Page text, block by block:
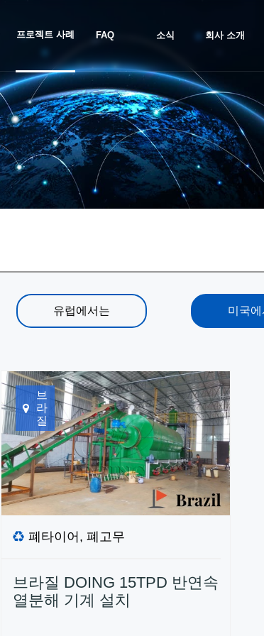
프로젝트 사례 FAQ 소식 회사 소개
유럽에서는 미국에
브
라
질
폐타이어, 폐고무
브라질 DOING 15TPD 반연속
열분해 기계 설치